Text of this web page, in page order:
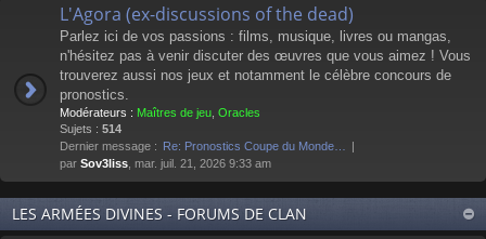
L'Agora (ex-discussions of the dead)
Parlez ici de vos passions : films, musique, livres ou mangas,
n'hésitez pas à venir discuter des œuvres que vous aimez ! Vous
trouverez aussi nos jeux et notamment le célèbre concours de
pronostics.
Modérateurs : Maîtres de jeu Oracles
Sujets : 514
Dernier message : Re: Pronostics Coupe du Monde…
par Sov3liss , mar. juil. 21, 2026 9:33 am
LES ARMÉES DIVINES - FORUMS DE CLAN